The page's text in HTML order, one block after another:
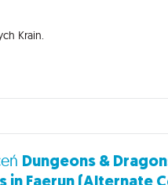
Krain.
Dungeons &